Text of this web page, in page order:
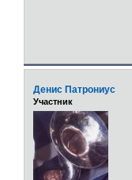
Денис Патрониус
Участник